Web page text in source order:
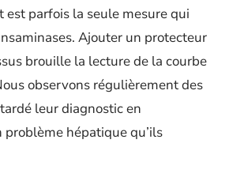
parfois la seule mesure qui
Ajouter un protecteur
brouille la lecture de la courbe
observons régulièrement des
leur diagnostic en
hépatique qu’ils